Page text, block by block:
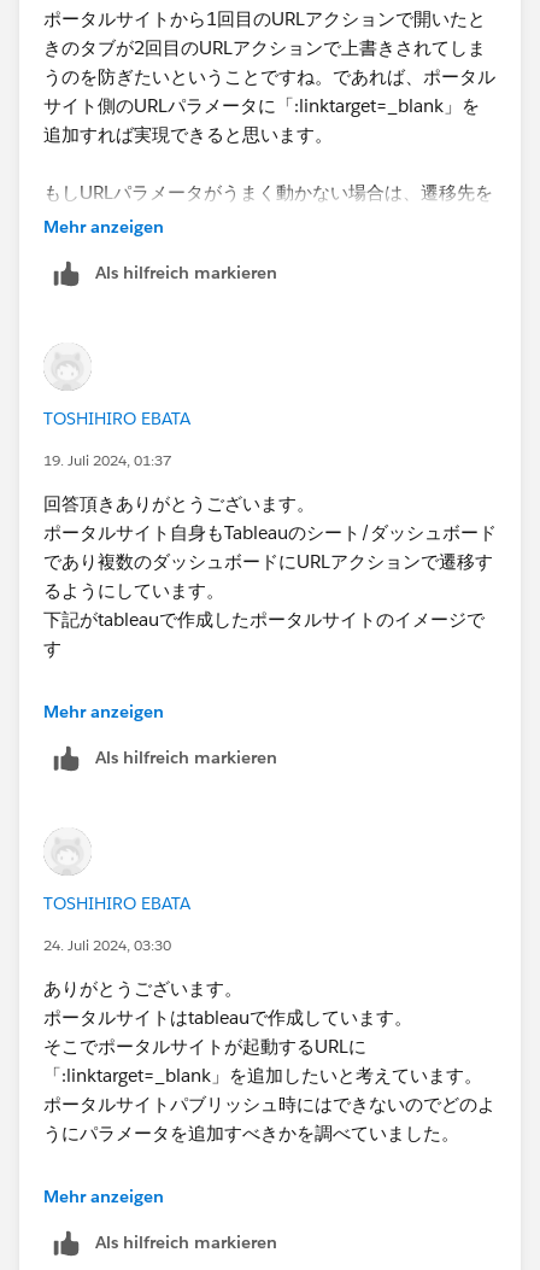
ポータルサイトから1回目のURLアクションで開いたと
きのタブが2回目のURLアクションで上書きされてしま
うのを防ぎたいということですね。であれば、ポータル
サイト側のURLパラメータに「:linktarget=_blank」を
追加すれば実現できると思います。
もしURLパラメータがうまく動かない場合は、遷移先を
制御するWebページを途中に挟み、そこから新しいタブ
するような形になるのかなと思います。この場合は中継
Mehr anzeigen
Als hilfreich markieren
TOSHIHIRO EBATA
19. Juli 2024, 01:37
回答頂きありがとうございます。
ポータルサイト自身もTableauのシート/ダッシュボード
であり複数のダッシュボードにURLアクションで遷移す
るようにしています。
下記がtableauで作成したポータルサイトのイメージで
す
営業利益を選択すると下記のようにブラウザで新規タブ
がでます。
再度ポータルサイトに戻り売上高を選択すると営業利益
のタブが売上高に変わります。
実現したいことは、ポータルサイトから複数ダッシュボ
ードを選択した際、ブラウザのタブが置き換わるのでは
Mehr anzeigen
Als hilfreich markieren
TOSHIHIRO EBATA
24. Juli 2024, 03:30
ありがとうございます。
ポータルサイトはtableauで作成しています。
そこでポータルサイトが起動するURLに
「:linktarget=_blank」を追加したいと考えています。
ポータルサイトパブリッシュ時にはできないのでどのよ
うにパラメータを追加すべきかを調べていました。
ポータルサイトの初期画面は下記のイメージで各リンク
Mehr anzeigen
Als hilfreich markieren